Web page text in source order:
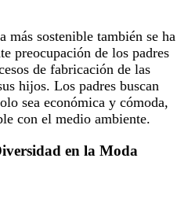
más sostenible también se ha
preocupación de los padres
de fabricación de las
hijos. Los padres buscan
sea económica y cómoda,
con el medio ambiente.
en la Moda